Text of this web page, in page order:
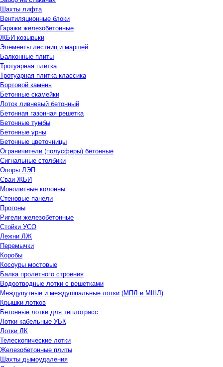
Шахты лифта
Вентиляционные блоки
Гаражи железобетонные
ЖБИ козырьки
Элементы лестниц и маршей
Балконные плиты
Тротуарная плитка
Тротуарная плитка классика
Бортовой камень
Бетонные скамейки
Лоток ливневый бетонный
Бетонная газонная решетка
Бетонные тумбы
Бетонные урны
Бетонные цветочницы
Ограничители (полусферы) бетонные
Сигнальные столбики
Опоры ЛЭП
Сваи ЖБИ
Монолитные колонны
Стеновые панели
Прогоны
Ригели железобетонные
Стойки УСО
Лежни ЛЖ
Перемычки
Коробы
Косоуры мостовые
Балка пролетного строения
Водоотводные лотки с решетками
Междупутные и междушпальные лотки (МПЛ и МШЛ)
Крышки лотков
Бетонные лотки для теплотрасс
Лотки кабельные УБК
Лотки ЛК
Телескопические лотки
Железобетонные плиты
Шахты дымоудаления